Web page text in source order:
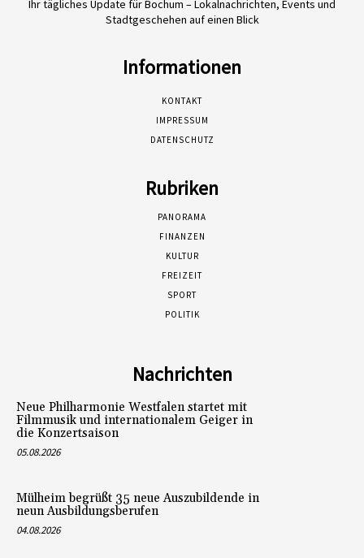
Ihr tägliches Update für Bochum – Lokalnachrichten, Events und
Stadtgeschehen auf einen Blick
Informationen
KONTAKT
IMPRESSUM
DATENSCHUTZ
Rubriken
PANORAMA
FINANZEN
KULTUR
FREIZEIT
SPORT
POLITIK
Nachrichten
Neue Philharmonie Westfalen startet mit
Filmmusik und internationalem Geiger in
die Konzertsaison
05.08.2026
Mülheim begrüßt 35 neue Auszubildende in
neun Ausbildungsberufen
04.08.2026